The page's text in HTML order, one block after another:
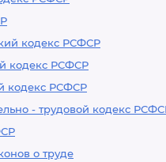
кодекс РСФСР
кодекс РСФСР
кодекс РСФСР
- трудовой кодекс
о труде